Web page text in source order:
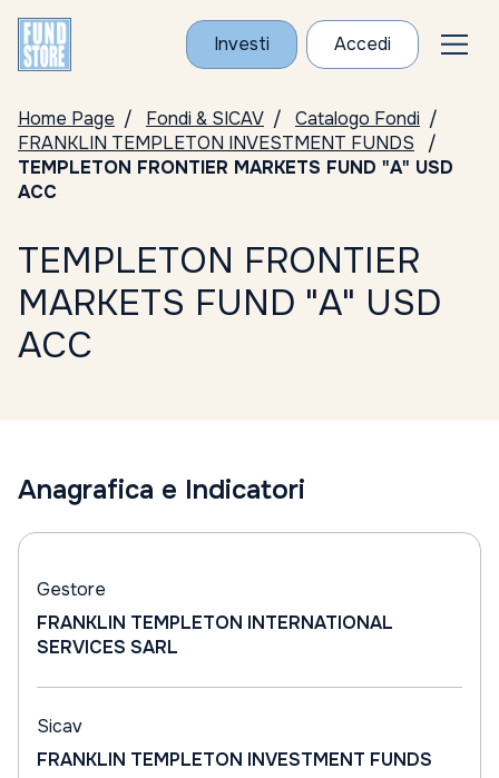
Investi Accedi
Home Page Fondi & SICAV
Catalogo Fondi
FRANKLIN TEMPLETON INVESTMENT FUNDS
TEMPLETON FRONTIER MARKETS FUND "A" USD
ACC
TEMPLETON FRONTIER
MARKETS FUND "A" USD
ACC
Anagrafica e Indicatori
Gestore
FRANKLIN TEMPLETON INTERNATIONAL
SERVICES SARL
Sicav
FRANKLIN TEMPLETON INVESTMENT FUNDS